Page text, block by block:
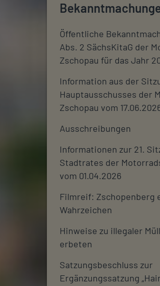
Öffentliche
Abs. 2 SächsKitaG der
Zschopau für das Jahr
Information aus der
Hauptausschusses der
Zschopau vom
Ausschreibungen
Informationen zur 21.
Stadtrates der
vom 01.04.2026
Filmreif: Zschopenberg
Wahrzeichen
Hinweise zu illegaler
erbeten
Satzungsbeschluss zur
Ergänzungssatzung